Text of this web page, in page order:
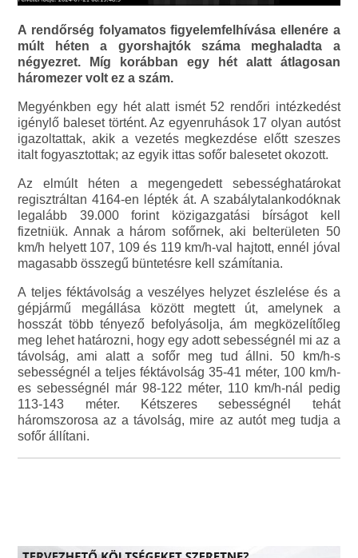
A rendőrség folyamatos figyelemfelhívása ellenére a
múlt héten a gyorshajtók száma meghaladta a
négyezret. Míg korábban egy hét alatt átlagosan
háromezer volt ez a szám.
Megyénkben egy hét alatt ismét 52 rendőri intézkedést
igénylő baleset történt. Az egyenruhások 17 olyan autóst
igazoltattak, akik a vezetés megkezdése előtt szeszes
italt fogyasztottak; az egyik ittas sofőr balesetet okozott.
Az elmúlt héten a megengedett sebességhatárokat
regisztráltan 4164-en lépték át. A szabálytalankodóknak
legalább 39.000 forint közigazgatási bírságot kell
fizetniük. Annak a három sofőrnek, aki belterületen 50
km/h helyett 107, 109 és 119 km/h-val hajtott, ennél jóval
magasabb összegű büntetésre kell számítania.
A teljes féktávolság a veszélyes helyzet észlelése és a
gépjármű megállása között megtett út, amelynek a
hosszát több tényező befolyásolja, ám megközelítőleg
meg lehet határozni, hogy egy adott sebességnél mi az a
távolság, ami alatt a sofőr meg tud állni. 50 km/h-s
sebességnél a teljes féktávolság 35-41 méter, 100 km/h-
es sebességnél már 98-122 méter, 110 km/h-nál pedig
113-143 méter. Kétszeres sebességnél tehát
háromszorosa az a távolság, mire az autót meg tudja a
sofőr állítani.